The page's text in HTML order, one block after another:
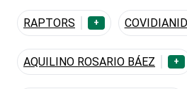
RAPTORS +
AQUILINO ROSARIO BÁEZ +